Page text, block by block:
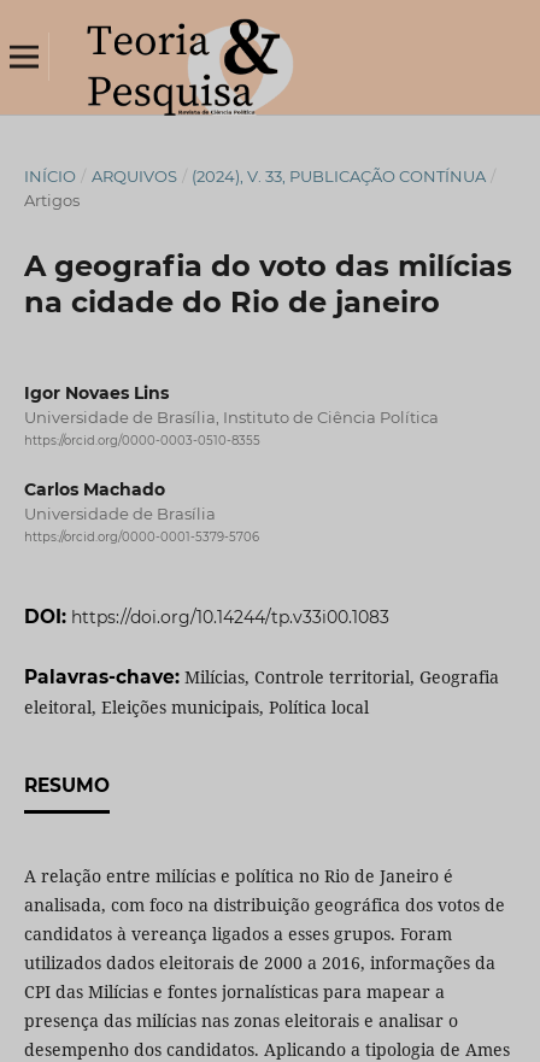
INÍCIO / ARQUIVOS / (2024), V. 33, PUBLICAÇÃO CONTÍNUA /
Artigos
A geografia do voto das milícias
na cidade do Rio de janeiro
Igor Novaes Lins
Universidade de Brasília, Instituto de Ciência Política
https://orcid.org/0000-0003-0510-8355
Carlos Machado
Universidade de Brasília
https://orcid.org/0000-0001-5379-5706
DOI: https://doi.org/10.14244/tp.v33i00.1083
Palavras-chave: Milícias, Controle territorial, Geografia
eleitoral, Eleições municipais, Política local
RESUMO
A relação entre milícias e política no Rio de Janeiro é
analisada, com foco na distribuição geográfica dos votos de
candidatos à vereança ligados a esses grupos. Foram
utilizados dados eleitorais de 2000 a 2016, informações da
CPI das Milícias e fontes jornalísticas para mapear a
presença das milícias nas zonas eleitorais e analisar o
desempenho dos candidatos. Aplicando a tipologia de Ames